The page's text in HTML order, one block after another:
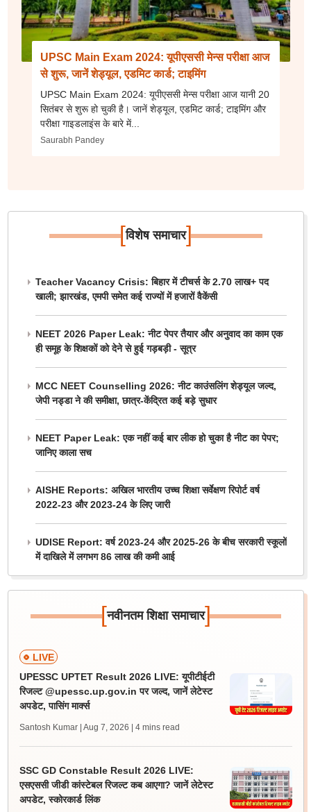
UPSC Main Exam 2024: यूपीएससी मेन्स परीक्षा आज
से शुरू, जानें शेड्यूल, एडमिट कार्ड; टाइमिंग
UPSC Main Exam 2024: यूपीएससी मेन्स परीक्षा आज यानी 20
सितंबर से शुरू हो चुकी है। जानें शेड्यूल, एडमिट कार्ड; टाइमिंग और
परीक्षा गाइडलाइंस के बारे में...
Saurabh Pandey
[विशेष समाचार]
Teacher Vacancy Crisis: बिहार में टीचर्स के 2.70 लाख+ पद
खाली; झारखंड, एमपी समेत कई राज्यों में हजारों वैकेंसी
NEET 2026 Paper Leak: नीट पेपर तैयार और अनुवाद का काम एक
ही समूह के शिक्षकों को देने से हुई गड़बड़ी - सूत्र
MCC NEET Counselling 2026: नीट काउंसलिंग शेड्यूल जल्द,
जेपी नड्डा ने की समीक्षा, छात्र-केंद्रित कई बड़े सुधार
NEET Paper Leak: एक नहीं कई बार लीक हो चुका है नीट का पेपर;
जानिए काला सच
AISHE Reports: अखिल भारतीय उच्च शिक्षा सर्वेक्षण रिपोर्ट वर्ष
2022-23 और 2023-24 के लिए जारी
UDISE Report: वर्ष 2023-24 और 2025-26 के बीच सरकारी स्कूलों
में दाखिले में लगभग 86 लाख की कमी आई
[नवीनतम शिक्षा समाचार]
LIVE
UPESSC UPTET Result 2026 LIVE: यूपीटीईटी
रिजल्ट @upessc.up.gov.in पर जल्द, जानें लेटेस्ट
अपडेट, पासिंग मार्क्स
Santosh Kumar | Aug 7, 2026 | 4 mins read
SSC GD Constable Result 2026 LIVE:
एसएससी जीडी कांस्टेबल रिजल्ट कब आएगा? जानें लेटेस्ट
अपडेट, स्कोरकार्ड लिंक